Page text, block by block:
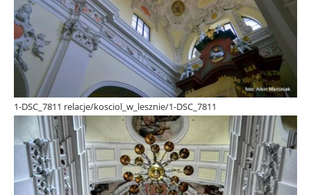
1-DSC_7811 relacje/kosciol_w_lesznie/1-DSC_7811